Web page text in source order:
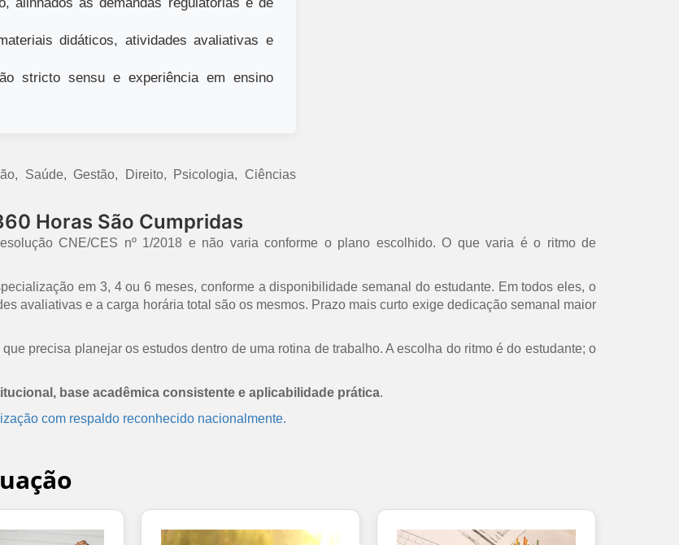
didáticos, atividades avaliativas e
stricto sensu e experiência em ensino
Saúde, Gestão, Direito, Psicologia, Ciências
Horas São Cumpridas
CNE/CES nº 1/2018 e não varia conforme o plano escolhido. O que varia é o ritmo de
em 3, 4 ou 6 meses, conforme a disponibilidade semanal do estudante. Em todos eles, o
avaliativas e a carga horária total são os mesmos. Prazo mais curto exige dedicação semanal maior
precisa planejar os estudos dentro de uma rotina de trabalho. A escolha do ritmo é do estudante; o
base acadêmica consistente e aplicabilidade prática.
com respaldo reconhecido nacionalmente.